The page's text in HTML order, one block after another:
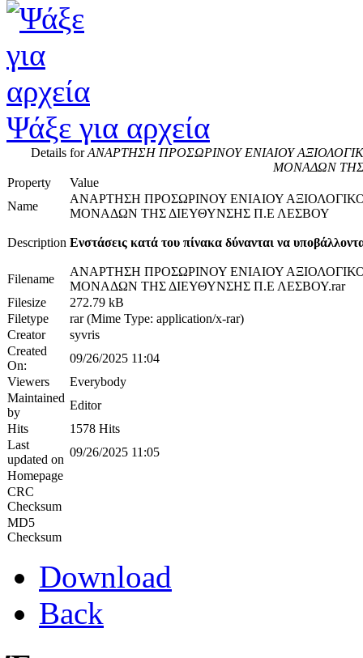
Ψάξε για αρχεία
Details forΑΝΑΡΤΗΣΗ ΠΡΟΣΩΡΙΝΟΥ ΕΝΙΑΙΟΥ
ΜΟΝΑΔΩΝ
Property
Value
Name
ΑΝΑΡΤΗΣΗ ΠΡΟΣΩΡΙΝΟΥ ΕΝΙΑΙΟΥ
ΜΟΝΑΔΩΝ ΤΗΣ ΔΙΕΥΘΥΝΣΗΣ Π.Ε ΛΕΣΒΟΥ
Description Ενστάσεις κατά του πίνακα δύνανται να
Filename
ΑΝΑΡΤΗΣΗ ΠΡΟΣΩΡΙΝΟΥ ΕΝΙΑΙΟΥ
ΜΟΝΑΔΩΝ ΤΗΣ ΔΙΕΥΘΥΝΣΗΣ Π.Ε ΛΕΣΒΟΥ.rar
Filesize
272.79 kB
Filetype
rar (Mime Type: application/x-rar)
Creator
syvris
Created
On:
09/26/2025 11:04
Viewers
Everybody
Maintained
by
Editor
Hits
1578 Hits
Last
updated on
09/26/2025 11:05
Homepage
CRC
Checksum
MD5
Checksum
Download
Back